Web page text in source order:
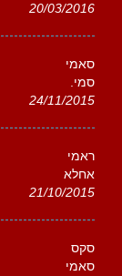
20/03/2016
סאמי
סמי.
24/11/2015
ראמי
אחלא
21/10/2015
סקס
סאמי